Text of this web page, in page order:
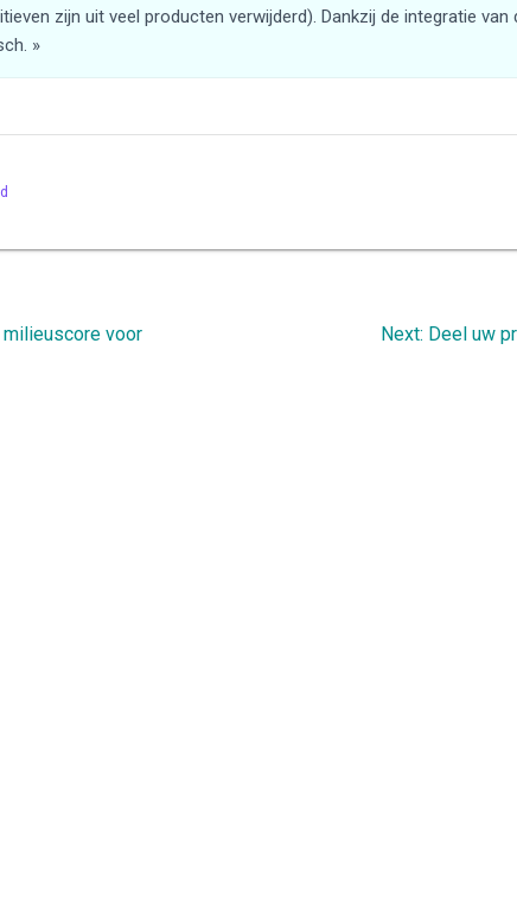
zijn uit veel producten verwijderd). Dankzij de integratie
»
milieuscore voor
Next: Next
Deel uw